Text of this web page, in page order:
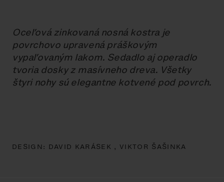
Oceľová zinkovaná nosná kostra je
povrchovo upravená práškovým
vypaľovaným lakom. Sedadlo aj operadlo
tvoria dosky z masívneho dreva. Všetky
štyri nohy sú elegantne kotvené pod povrch.
DESIGN: DAVID KARÁSEK , VIKTOR ŠAŠINKA